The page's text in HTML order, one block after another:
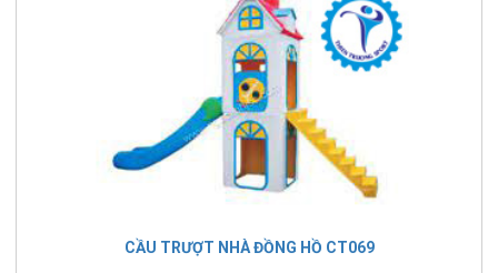
CẦU TRƯỢT NHÀ ĐỒNG HỒ CT069